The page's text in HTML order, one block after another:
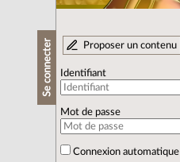
Se connecter Proposer un contenu
Identifiant
Mot de passe
Connexion automatique